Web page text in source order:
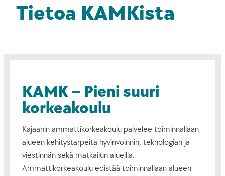
Tietoa KAMKista
KAMK – Pieni suuri
korkeakoulu
Kajaanin ammattikorkeakoulu palvelee toiminnallaan
alueen kehitystarpeita hyvinvoinnin, teknologian ja
viestinnän sekä matkailun alueilla.
Ammattikorkeakoulu edistää toiminnallaan alueen